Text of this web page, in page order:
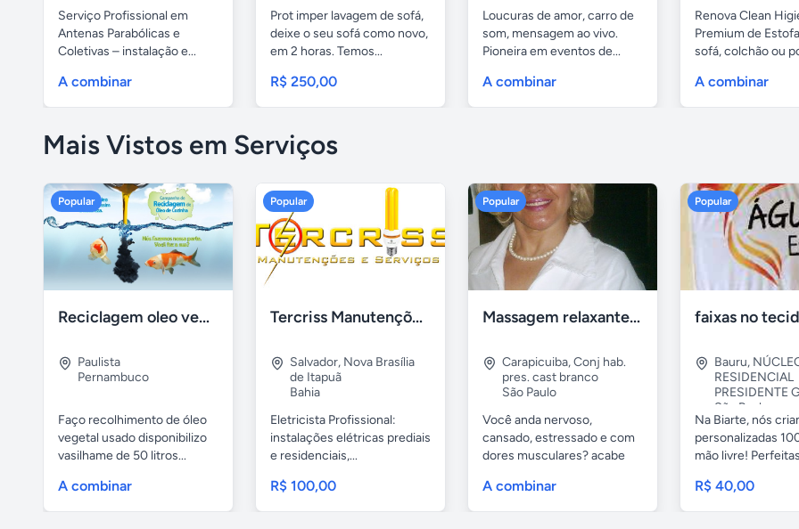
Serviço Profissional em
Antenas Parabólicas e
Coletivas – instalação e...
A combinar
Prot imper lavagem de sofá,
deixe o seu sofá como novo,
em 2 horas. Temos...
R$ 250,00
Loucuras de amor, carro de
som, mensagem ao vivo.
Pioneira em eventos de...
A combinar
Renova Clean
Premium de
sofá, colchão ou
A combinar
Mais Vistos em Serviços
Popular
Reciclagem oleo vegetal
Paulista
Pernambuco
Faço recolhimento de óleo
vegetal usado disponibilizo
vasilhame de 50 litros...
A combinar
Popular
Tercriss Manutenções e Serviços
Salvador, Nova Brasília
de Itapuã
Bahia
Eletricista Profissional:
instalações elétricas prediais
e residenciais,...
R$ 100,00
Popular
Massagem relaxante- terapeutica e depilação
Carapicuiba,Conj hab.
pres. cast branco
São Paulo
Você anda nervoso,
cansado, estressado e com
dores musculares? acabe
A combinar
Popular
Bauru,
RESIDENCIAL
PRESIDENTE
São Paulo
Na Biarte, nós
personalizadas
mão livre!
R$ 40,00